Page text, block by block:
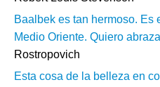
Baalbek es tan hermoso. Es
Medio Oriente. Quiero
Rostropovich
Esta cosa de la belleza en